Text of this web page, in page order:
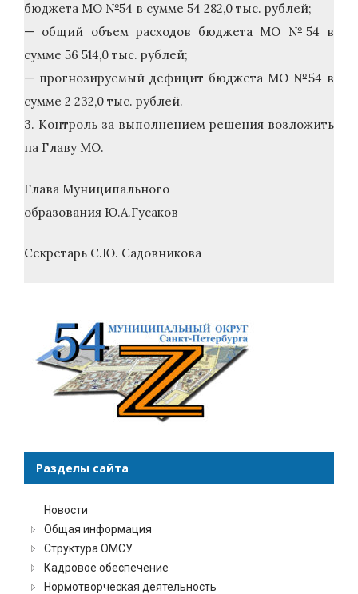
бюджета МО №54 в сумме 54 282,0 тыс. рублей;
— общий объем расходов бюджета МО №54 в
сумме 56 514,0 тыс. рублей;
— прогнозируемый дефицит бюджета МО №54 в
сумме 2 232,0 тыс. рублей.
3. Контроль за выполнением решения возложить
на Главу МО.
Глава Муниципального
образования Ю.А.Гусаков
Секретарь С.Ю. Садовникова
Разделы сайта
Новости
Общая информация
Структура ОМСУ
Кадровое обеспечение
Нормотворческая деятельность